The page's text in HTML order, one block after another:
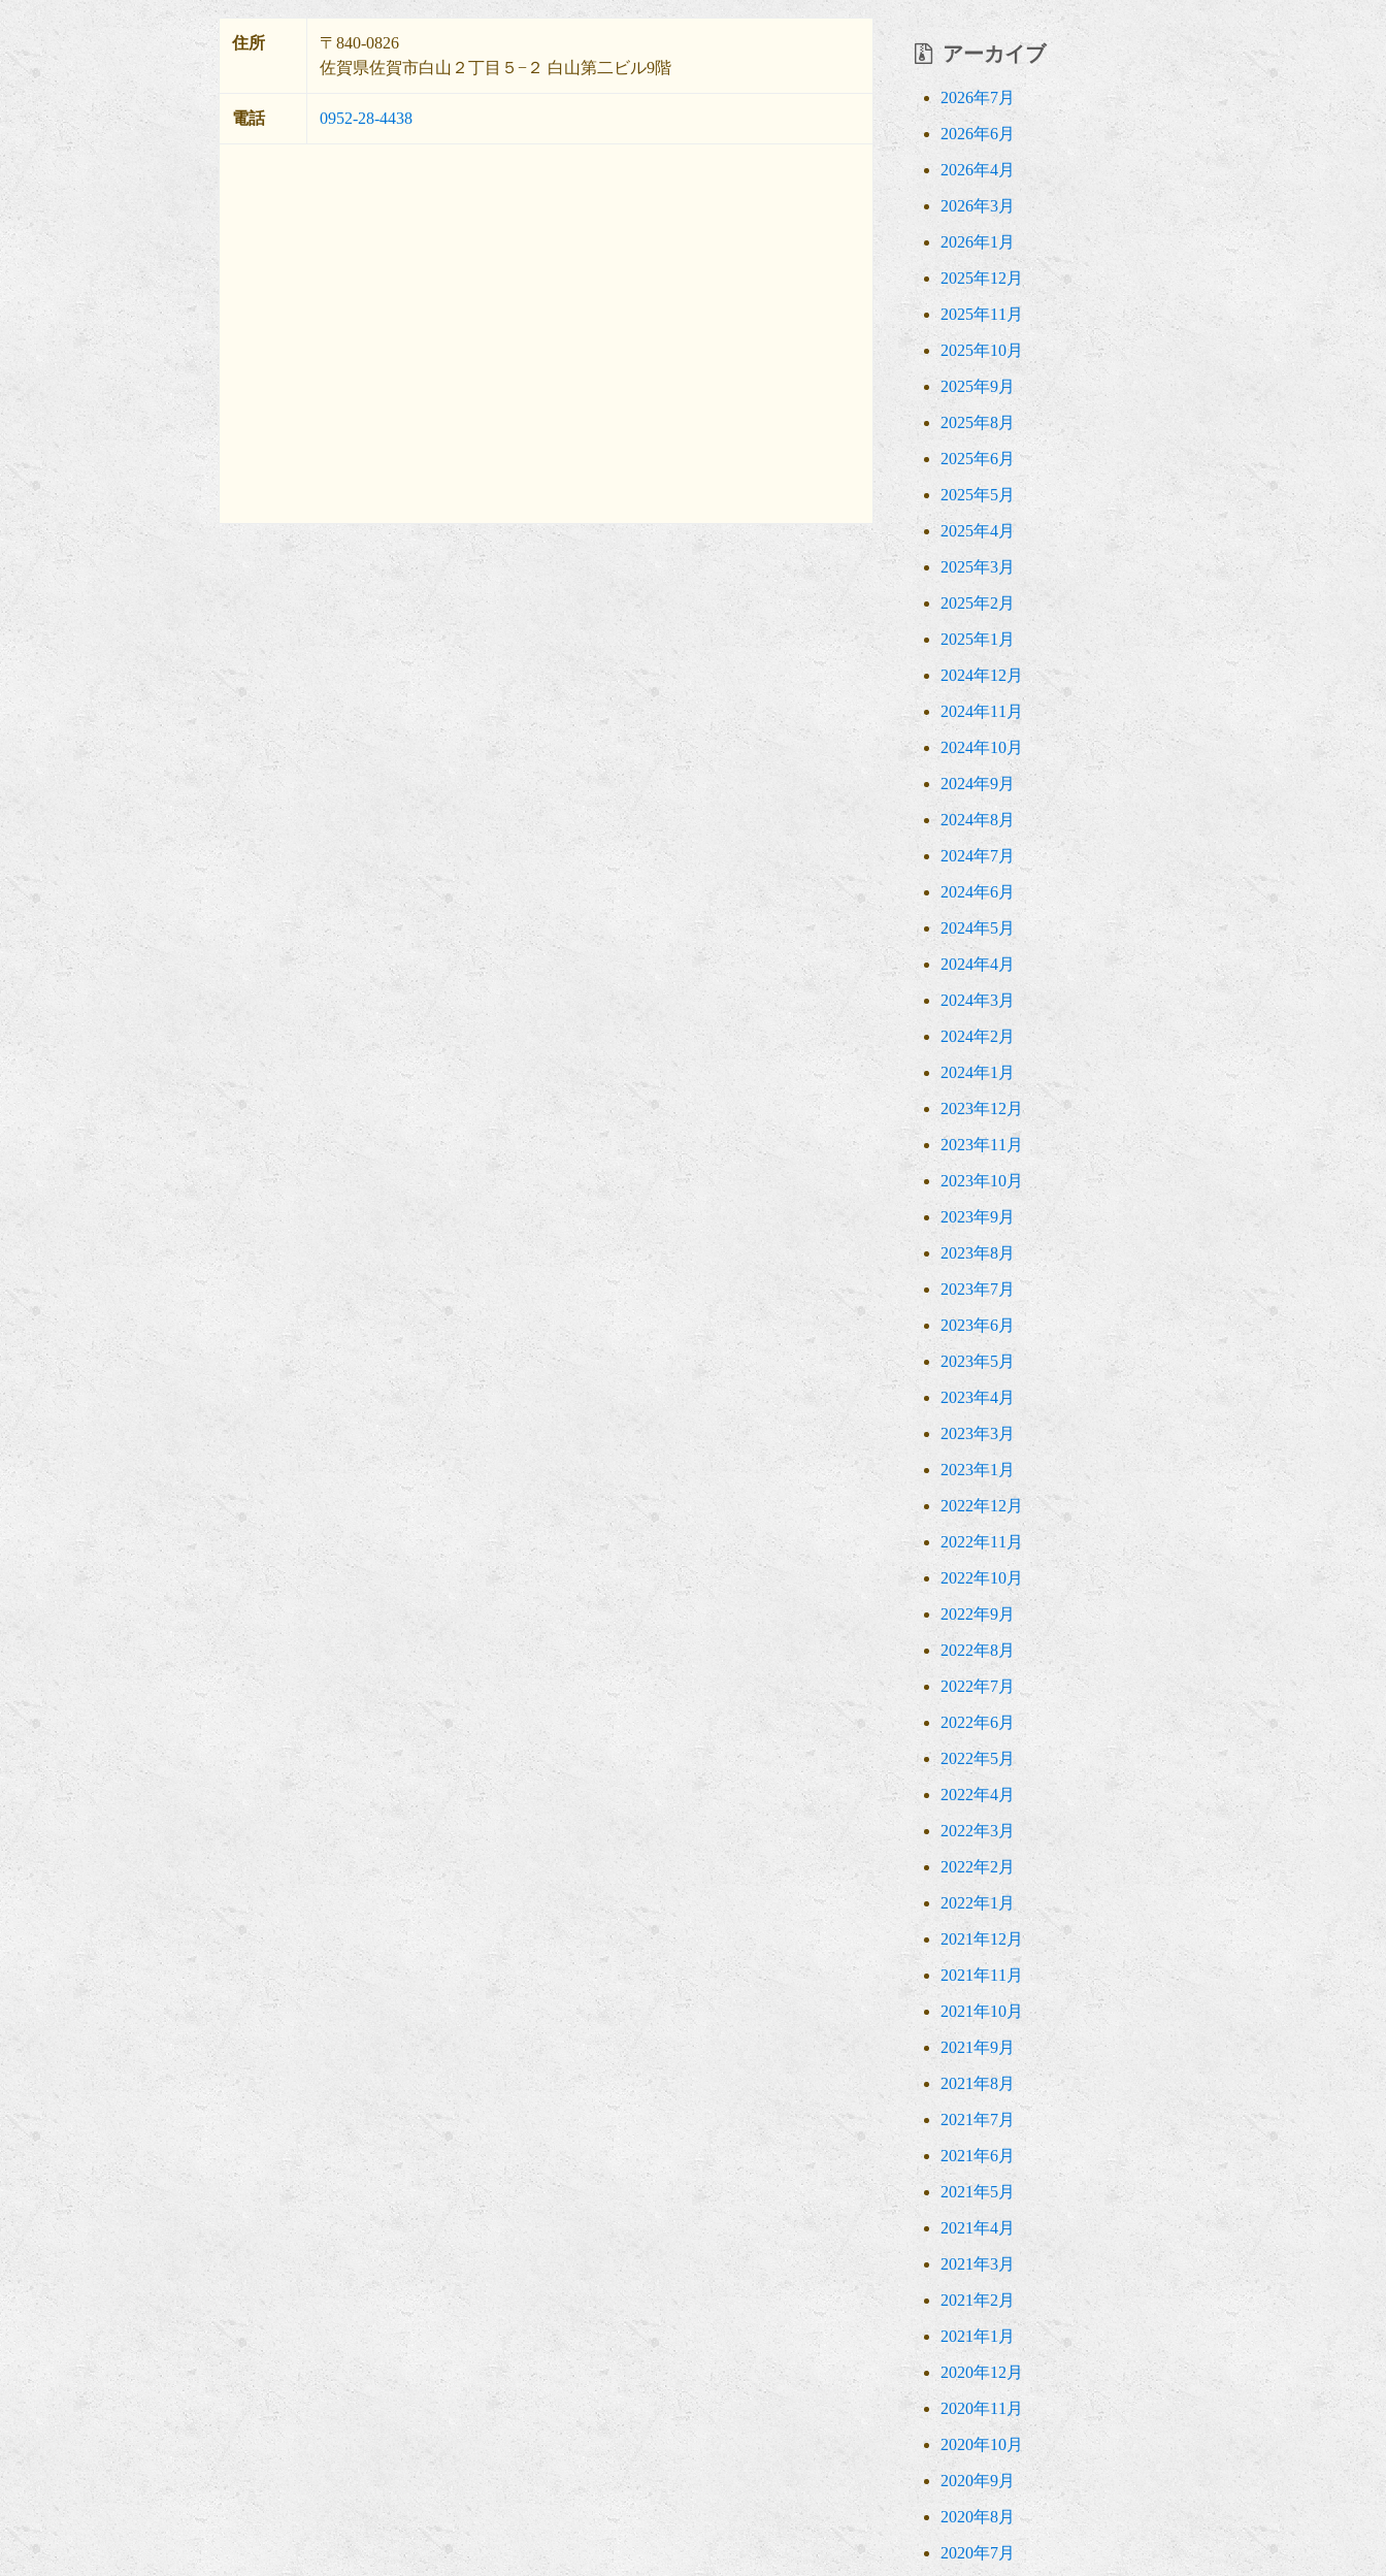
住所
〒840-0826
佐賀県佐賀市白山２丁目５−２ 白山第二ビル9階
電話 0952-28-4438
アーカイブ
2026年7月
2026年6月
2026年4月
2026年3月
2026年1月
2025年12月
2025年11月
2025年10月
2025年9月
2025年8月
2025年6月
2025年5月
2025年4月
2025年3月
2025年2月
2025年1月
2024年12月
2024年11月
2024年10月
2024年9月
2024年8月
2024年7月
2024年6月
2024年5月
2024年4月
2024年3月
2024年2月
2024年1月
2023年12月
2023年11月
2023年10月
2023年9月
2023年8月
2023年7月
2023年6月
2023年5月
2023年4月
2023年3月
2023年1月
2022年12月
2022年11月
2022年10月
2022年9月
2022年8月
2022年7月
2022年6月
2022年5月
2022年4月
2022年3月
2022年2月
2022年1月
2021年12月
2021年11月
2021年10月
2021年9月
2021年8月
2021年7月
2021年6月
2021年5月
2021年4月
2021年3月
2021年2月
2021年1月
2020年12月
2020年11月
2020年10月
2020年9月
2020年8月
2020年7月